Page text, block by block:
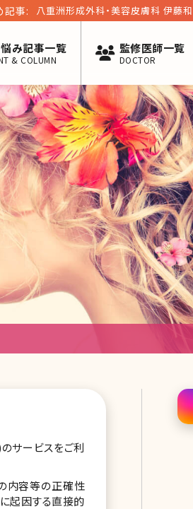
記事:
モデルの亜希「写真の修正は当たり
み記事一覧
& COLUMN
監修医師一覧
DOCTOR
サービスをご利
内容等の正確性
起因する直接的